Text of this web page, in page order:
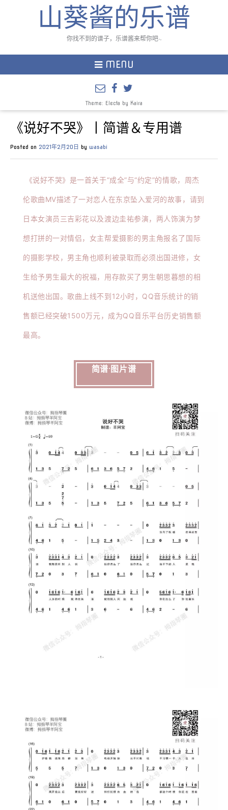
山葵酱的乐谱
你找不到的谱子，乐谱酱来帮你吧~
MENU
Theme: Electa by Kaira
《说好不哭》丨简谱＆专用谱
Posted on 2021年2月20日 by wasabi
伦歌曲MV描述了一对恋人在东京坠入爱河的故事，请到
日本女演员三吉彩花以及渡边圭祐参演，两人饰演为梦
想打拼的一对情侣，女主帮爱摄影的男主角报名了国际
的摄影学校，男主角也顺利被录取而必须出国进修，女
生给予男生最大的祝福，用存款买了男生朝思暮想的相
机送他出国。歌曲上线不到12小时，QQ音乐统计的销
售额已经突破1500万元，成为QQ音乐平台历史销售额
最高。
简谱·图片谱